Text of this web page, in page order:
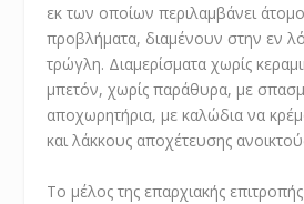
εκ των οποίων περιλαμβάνει άτομο
προβλήματα, διαμένουν στην εν
τρώγλη. Διαμερίσματα χωρίς
μπετόν, χωρίς παράθυρα, με
αποχωρητήρια, με καλώδια να
και λάκκους αποχέτευσης
Το μέλος της επαρχιακής